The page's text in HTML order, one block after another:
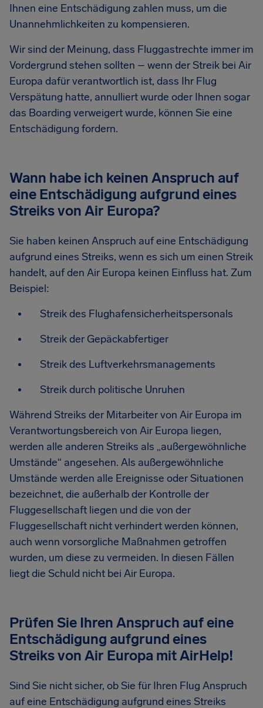
Ihnen eine Entschädigung zahlen muss, um die
Unannehmlichkeiten zu kompensieren.
Wir sind der Meinung, dass Fluggastrechte immer im
Vordergrund stehen sollten – wenn der Streik bei Air
Europa dafür verantwortlich ist, dass Ihr Flug
Verspätung hatte, annulliert wurde oder Ihnen sogar
das Boarding verweigert wurde, können Sie eine
Entschädigung fordern.
Wann habe ich keinen Anspruch auf
eine Entschädigung aufgrund eines
Streiks von Air Europa?
Sie haben keinen Anspruch auf eine Entschädigung
aufgrund eines Streiks, wenn es sich um einen Streik
handelt, auf den Air Europa keinen Einfluss hat. Zum
Beispiel:
Streik des Flughafensicherheitspersonals
Streik der Gepäckabfertiger
Streik des Luftverkehrsmanagements
Streik durch politische Unruhen
Während Streiks der Mitarbeiter von Air Europa im
Verantwortungsbereich von Air Europa liegen,
werden alle anderen Streiks als „außergewöhnliche
Umstände“ angesehen. Als außergewöhnliche
Umstände werden alle Ereignisse oder Situationen
bezeichnet, die außerhalb der Kontrolle der
Fluggesellschaft liegen und die von der
Fluggesellschaft nicht verhindert werden können,
auch wenn vorsorgliche Maßnahmen getroffen
wurden, um diese zu vermeiden. In diesen Fällen
liegt die Schuld nicht bei Air Europa.
Prüfen Sie Ihren Anspruch auf eine
Entschädigung aufgrund eines
Streiks von Air Europa mit AirHelp!
Sind Sie nicht sicher, ob Sie für Ihren Flug Anspruch
auf eine Entschädigung aufgrund eines Streiks